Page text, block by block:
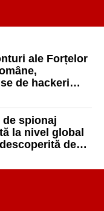
ale Forțelor
de hackeri
operațiunea
de spionaj
la nivel global
de